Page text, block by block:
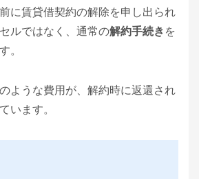
に賃貸借契約の解除を申し出られ
ルではなく、通常の解約手続き を
。
ような費用が、解約時に返還され
います。